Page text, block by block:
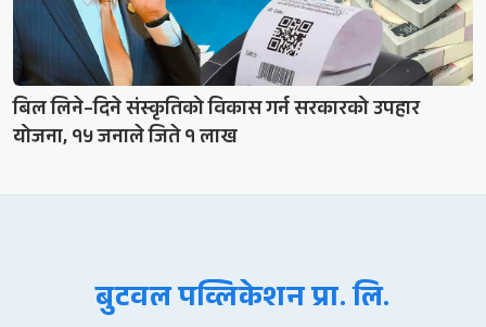
बिल लिने–दिने संस्कृतिको विकास गर्न सरकारको उपहार
योजना, १५ जनाले जिते १ लाख
बुटवल पव्लिकेशन प्रा. लि.